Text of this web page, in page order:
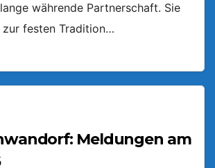
währende Partnerschaft. Sie
zur festen Tradition…
Meldungen am